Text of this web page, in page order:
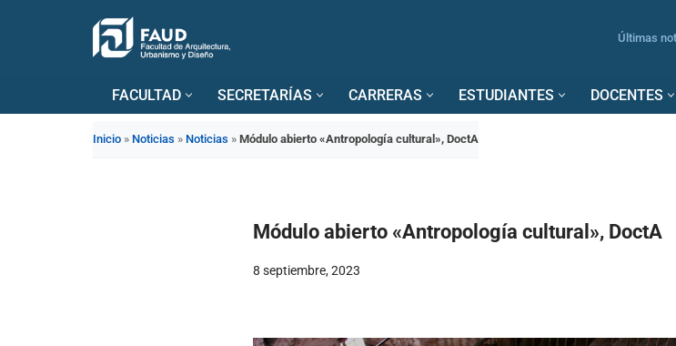
Últimas
FACULTAD SECRETARÍAS CARRERAS ESTUDIANTES DOCENTES
Inicio » Noticias » Noticias » Módulo abierto «Antropología cultural», DoctA
Módulo abierto «Antropología cultural», DoctA
8 septiembre, 2023